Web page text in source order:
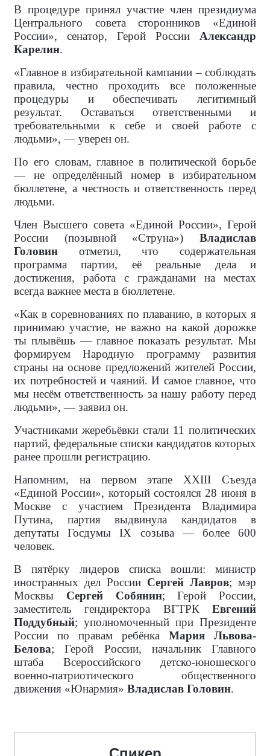
В процедуре принял участие член президиума
Центрального совета сторонников «Единой
России», сенатор, Герой России Александр
Карелин.
«Главное в избирательной кампании – соблюдать
правила, честно проходить все положенные
процедуры и обеспечивать легитимный
результат. Оставаться ответственными и
требовательными к себе и своей работе с
людьми», — уверен он.
По его словам, главное в политической борьбе
— не определённый номер в избирательном
бюллетене, а честность и ответственность перед
людьми.
Член Высшего совета «Единой России», Герой
России (позывной «Струна») Владислав
Головин отметил, что содержательная
программа партии, её реальные дела и
достижения, работа с гражданами на местах
всегда важнее места в бюллетене.
«Как в соревнованиях по плаванию, в которых я
принимаю участие, не важно на какой дорожке
ты плывёшь — главное показать результат. Мы
формируем Народную программу развития
страны на основе предложений жителей России,
их потребностей и чаяний. И самое главное, что
мы несём ответственность за нашу работу перед
людьми», — заявил он.
Участниками жеребьёвки стали 11 политических
партий, федеральные списки кандидатов которых
ранее прошли регистрацию.
Напомним, на первом этапе XXIII Съезда
«Единой России», который состоялся 28 июня в
Москве с участием Президента Владимира
Путина, партия выдвинула кандидатов в
депутаты Госдумы IX созыва — более 600
человек.
В пятёрку лидеров списка вошли: министр
иностранных дел России Сергей Лавров; мэр
Москвы Сергей Собянин; Герой России,
заместитель гендиректора ВГТРК Евгений
Поддубный; уполномоченный при Президенте
России по правам ребёнка Мария Львова-
Белова; Герой России, начальник Главного
штаба Всероссийского детско-юношеского
военно-патриотического общественного
движения «Юнармия» Владислав Головин.